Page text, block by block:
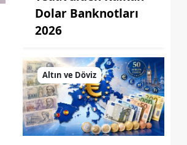
Dolar Banknotları
2026
Altın ve Döviz